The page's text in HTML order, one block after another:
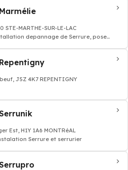
STE-MARTHE-SUR-LE-LAC
depannage de Serrure, pose
J5Z 4K7 REPENTIGNY
Est, H1Y 1A6 MONTRéAL
Serrure et serrurier